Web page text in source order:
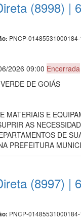
(8998) |
PNCP-
2026 09:00 Encerrada
DE GOIÁS
MATERIAIS E
AS
DE
PREFEITURA
(8997) |
PNCP-